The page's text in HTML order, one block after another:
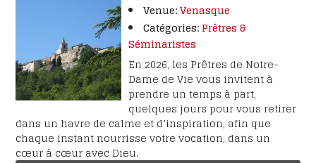
Venue:Venasque
Catégories:Prêtres &
Séminaristes
En 2026, les Prêtres de Notre-
Dame de Vie vous invitent à
prendre un temps à part,
quelques jours pour vous retirer
dans un havre de calme et d’inspiration, afin que
chaque instant nourrisse votre vocation, dans un
cœur à cœur avec Dieu.